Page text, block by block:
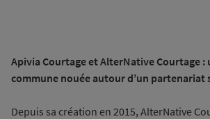
Apivia Courtage et AlterNative Courtage :
commune nouée autour d’un partenariat
Depuis sa création en 2015, AlterNative